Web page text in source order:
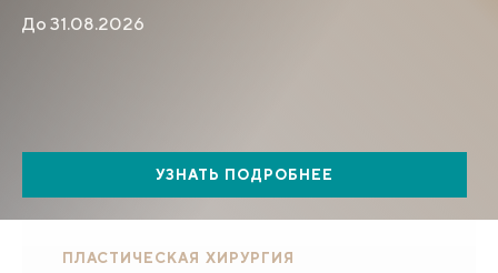
До 31.08.2026
УЗНАТЬ ПОДРОБНЕЕ
ПЛАСТИЧЕСКАЯ ХИРУРГИЯ